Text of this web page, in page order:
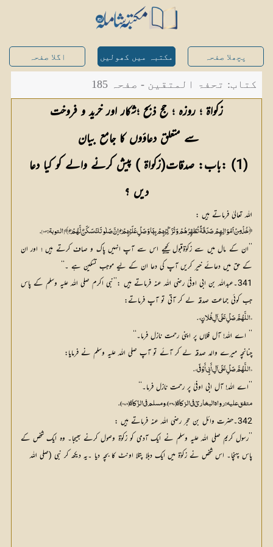
پچھلا صفحہ مکتبہ میں کھولیں اگلا صفحہ
کتاب: تحفۃ المتقین - صفحہ 185
سے متعلق دعاؤوں کا جامع بیان
دیں ؟
اللہ تعالیٰ فرماتے ہیں :
﴿ خُذْ مِنْ اَمْوَالِہِمْ صَدَقَـۃً تُطَہِّرُھُمْ وَتُزَكِّيْہِمْ بِہَا وَصَلِّ عَلَيْہِمْ۝۰ۭ اِنَّ صَلٰوتَكَ سَكَنٌ لَّھُمْ۝۰ۭ﴾ [ التوبة: 103].
’’ان کے مال میں سے زکوٰۃقبول کیجیے اس سے آپ انہیں پاک و صاف کرتے ہیں ؛ اور ان
کے حق میں دعائے خیر کریں آپ کی دعا ان کے لیے موجب تسکین ہے ۔‘‘
341۔عبداللہ بن ابی اوفیٰ رضی اللہ عنہ فرماتے ہیں :’’نبی اکرم صلی اللہ علیہ وسلم کے پاس
جب کوئی جماعت صدقہ لے کر آتی تو آپ فرماتے:
«اللَّهُمَّ صَلِّ عَلَى آلِ فُلانٍ».
’’ اے اللہ! آل فلاں پر اپنی رحمت نازل فرما۔‘‘
چنانچہ میرے والد صدقہ لے کر آئے تو آپ صلی اللہ علیہ وسلم نے فرمایا:
«اللَّهُمَّ صَلِّ عَلَى آلِ أَبِي أَوْفَى».
’’اے اللہ! آل ابی اوفیٰ پر رحمت نازل فرما۔‘‘
متفق عليه: رواه البخاريّ في الزكاة (1497)، ومسلم في الزّكاة (1078).
342۔حضرت وائل بن حجر رضی اللہ عنہ فرماتے ہیں :
’’رسول کریم صلی اللہ علیہ وسلم نے ایک آدمی کو زکوٰۃ وصول کرنے بھیجا۔ وہ ایک شخص کے
پاس پہنچا۔ اس شخص نے زکوٰۃ میں ایک دبلا پتلا اونٹ کا بچہ دیا ۔یہ دیکھ کر نبی (صلی اللہ